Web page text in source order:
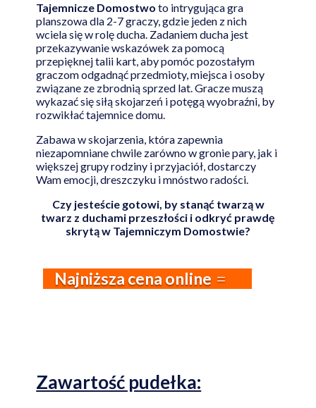
Tajemnicze Domostwo to intrygująca gra
planszowa dla 2-7 graczy, gdzie jeden z nich
wciela się w rolę ducha. Zadaniem ducha jest
przekazywanie wskazówek za pomocą
przepięknej talii kart, aby pomóc pozostałym
graczom odgadnąć przedmioty, miejsca i osoby
związane ze zbrodnią sprzed lat. Gracze muszą
wykazać się siłą skojarzeń i potęgą wyobraźni, by
rozwikłać tajemnice domu.
Zabawa w skojarzenia, która zapewnia
niezapomniane chwile zarówno w gronie pary, jak i
większej grupy rodziny i przyjaciół, dostarczy
Wam emocji, dreszczyku i mnóstwo radości.
Czy jesteście gotowi, by stanąć twarzą w
twarz z duchami przeszłości i odkryć prawdę
skrytą w Tajemniczym Domostwie?
Najniższa cena online
Zawartość pudełka: